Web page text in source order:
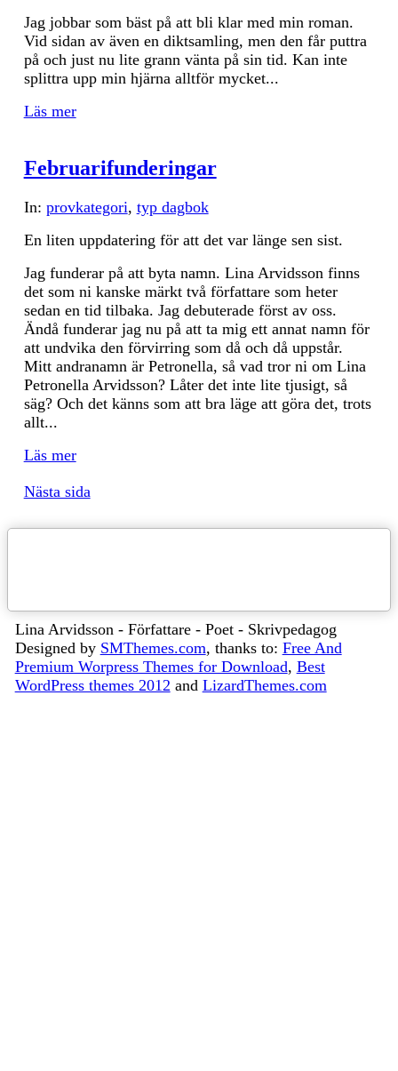
Jag jobbar som bäst på att bli klar med min roman.
Vid sidan av även en diktsamling, men den får puttra
på och just nu lite grann vänta på sin tid. Kan inte
splittra upp min hjärna alltför mycket...
Läs mer
Februarifunderingar
In: provkategori, typ dagbok
En liten uppdatering för att det var länge sen sist.
Jag funderar på att byta namn. Lina Arvidsson finns
det som ni kanske märkt två författare som heter
sedan en tid tilbaka. Jag debuterade först av oss.
Ändå funderar jag nu på att ta mig ett annat namn för
att undvika den förvirring som då och då uppstår.
Mitt andranamn är Petronella, så vad tror ni om Lina
Petronella Arvidsson? Låter det inte lite tjusigt, så
säg? Och det känns som att bra läge att göra det, trots
allt...
Läs mer
Nästa sida
Lina Arvidsson - Författare - Poet - Skrivpedagog
Designed by SMThemes.com, thanks to: Free And
Premium Worpress Themes for Download, Best
WordPress themes 2012 and LizardThemes.com